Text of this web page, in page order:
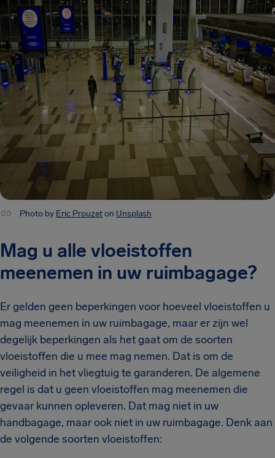
Photo by Eric Prouzeton Unsplash
Mag u alle vloeistoffen
meenemen in uw ruimbagage?
Er gelden geen beperkingen voor hoeveel vloeistoffen u
mag meenemen in uw ruimbagage, maar er zijn wel
degelijk beperkingen als het gaat om de soorten
vloeistoffen die u mee mag nemen. Dat is om de
veiligheid in het vliegtuig te garanderen. De algemene
regel is dat u geen vloeistoffen mag meenemen die
gevaar kunnen opleveren. Dat mag niet in uw
handbagage, maar ook niet in uw ruimbagage. Denk aan
de volgende soorten vloeistoffen: